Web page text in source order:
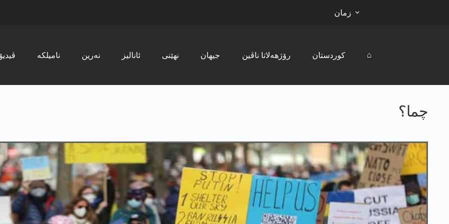
زمان
ڤیدیۆ نامیلکە نەرین ئانالیز نھێنی جیھان رۆژھەلاتا ناڤین کوردستان ⌂
چما؟